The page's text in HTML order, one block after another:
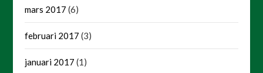
mars 2017 (6)
februari 2017 (3)
januari 2017 (1)